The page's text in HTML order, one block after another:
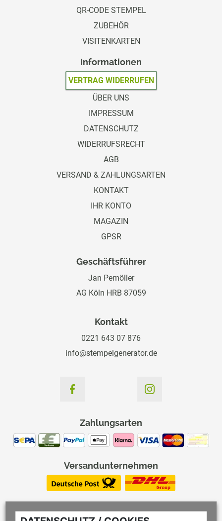
QR-CODE STEMPEL
ZUBEHÖR
VISITENKARTEN
Informationen
VERTRAG WIDERRUFEN
ÜBER UNS
IMPRESSUM
DATENSCHUTZ
WIDERRUFSRECHT
AGB
VERSAND & ZAHLUNGSARTEN
KONTAKT
IHR KONTO
MAGAZIN
GPSR
Geschäftsführer
Jan Pemöller
AG Köln HRB 87059
Kontakt
0221 643 07 876
info@stempelgenerator.de
Zahlungsarten
Versandunternehmen